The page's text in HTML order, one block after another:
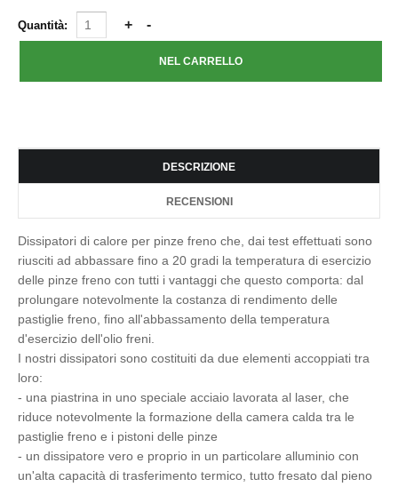
Quantità:
DESCRIZIONE
RECENSIONI
Dissipatori di calore per pinze freno che, dai test effettuati sono
riusciti ad abbassare fino a 20 gradi la temperatura di esercizio
delle pinze freno con tutti i vantaggi che questo comporta: dal
prolungare notevolmente la costanza di rendimento delle
pastiglie freno, fino all'abbassamento della temperatura
d'esercizio dell'olio freni.
I nostri dissipatori sono costituiti da due elementi accoppiati tra
loro:
- una piastrina in uno speciale acciaio lavorata al laser, che
riduce notevolmente la formazione della camera calda tra le
pastiglie freno e i pistoni delle pinze
- un dissipatore vero e proprio in un particolare alluminio con
un'alta capacità di trasferimento termico, tutto fresato dal pieno